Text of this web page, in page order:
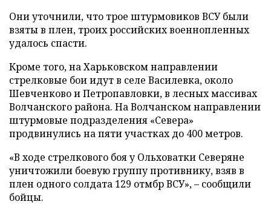
Они уточнили, что трое штурмовиков ВСУ были
взяты в плен, троих российских военнопленных
удалось спасти.
Кроме того, на Харьковском направлении
стрелковые бои идут в селе Василевка, около
Шевченково и Петропавловки, в лесных массивах
Волчанского района. На Волчанском направлении
штурмовые подразделения «Севера»
продвинулись на пяти участках до 400 метров.
«В ходе стрелкового боя у Ольховатки Северяне
уничтожили боевую группу противнику, взяв в
плен одного солдата 129 отмбр ВСУ», – сообщили
бойцы.